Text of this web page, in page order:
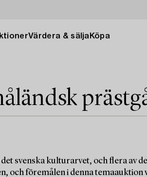
Värdera & sälja Köpa
svenska kulturarvet, och flera av
och föremålen i denna